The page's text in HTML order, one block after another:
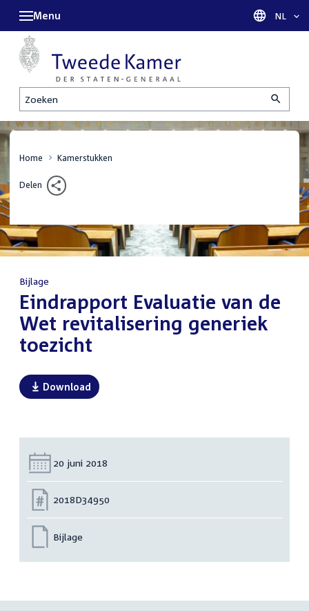
Zoeken
Menu Taal
NL
Home Kamerstukken
Delen
Bijlage
:Eindrapport Evaluatie van de
Wet revitalisering generiek
toezicht
Download
Datum:
20 juni 2018
Nummer:
2018D34950
Bijlage